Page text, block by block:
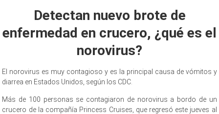
Detectan nuevo brote de
enfermedad en crucero, ¿qué es el
norovirus?
El norovirus es muy contagioso y es la principal causa de vómitos y
diarrea en Estados Unidos, según los CDC.
Más de 100 personas se contagiaron de norovirus a bordo de un
crucero de la compañía Princess Cruises, que regresó este jueves al